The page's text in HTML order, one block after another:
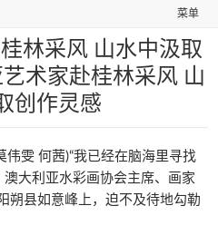
菜单
林采风 山水中汲取
术家赴桂林采风 山
创作灵感
雯 何茜)“我已经在脑海里寻找
大利亚水彩画协会主席、画家
朔县如意峰上，迫不及待地勾勒